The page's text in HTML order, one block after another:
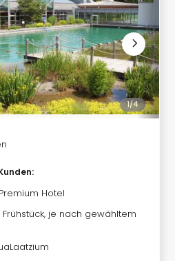
1/4
:
Hotel
je nach gewähltem